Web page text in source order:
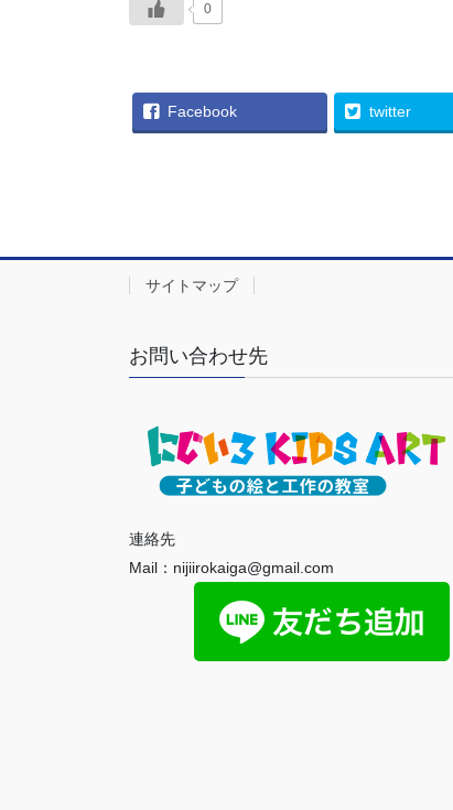
0
Facebook twitter
サイトマップ
お問い合わせ先
連絡先
Mail：nijiirokaiga@gmail.com